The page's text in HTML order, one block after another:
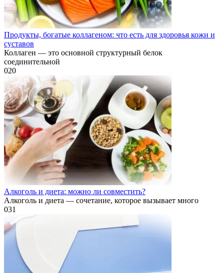
Продукты, богатые коллагеном: что есть для здоровья кожи и
суставов
Коллаген — это основной структурный белок
соединительной
020
Алкоголь и диета: можно ли совместить?
Алкоголь и диета — сочетание, которое вызывает много
031